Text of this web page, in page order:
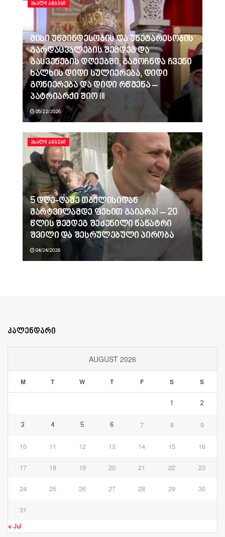
ᲐᲮᲐᲚᲘ ᲐᲛᲑᲔᲑᲘ
მისი უწმინდესობის და უნეტარესობის
გარდაცვალების შემდეგ და
გასვენების დღეებში, გამოჩნდა ჩვენი
ხალხის დიდი სულიერება, დიდი
გონიერება და დიდი რწმენა –
პატრიარქი შიო III
05/22/2026
ᲐᲮᲐᲚᲘ ᲐᲛᲑᲔᲑᲘ
5 დღე-ღამე თბილისიდან
მარტვილამდე ფეხით გაიარა! – 20
წლის შემდეგ შეძენილი ნანატრი
შვილი და შესრულებული პირობა
04/24/2026
კალენდარი
AUGUST 2026
M T W T F S S
1 2
3 4 5 6 7 8 9
10 11 12 13 14 15 16
17 18 19 20 21 22 23
24 25 26 27 28 29 30
31
« Jul